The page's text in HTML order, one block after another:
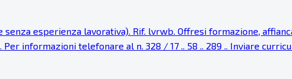
esperienza lavorativa). Rif. lvrwb. Offresi formazione,
informazioni telefonare al n. 328 / 17 .. 58 .. 289 .. Inviare